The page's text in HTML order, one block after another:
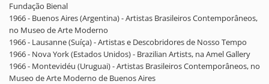
Fundação Bienal
1966 - Buenos Aires (Argentina) - Artistas Brasileiros Contemporâneos,
no Museo de Arte Moderno
1966 - Lausanne (Suíça) - Artistas e Descobridores de Nosso Tempo
1966 - Nova York (Estados Unidos) - Brazilian Artists, na Amel Gallery
1966 - Montevidéu (Uruguai) - Artistas Brasileiros Contemporâneos, no
Museo de Arte Moderno de Buenos Aires